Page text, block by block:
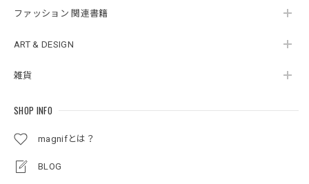
ファッション 関連書籍
ART & DESIGN
雑貨
SHOP INFO
magnifとは？
BLOG